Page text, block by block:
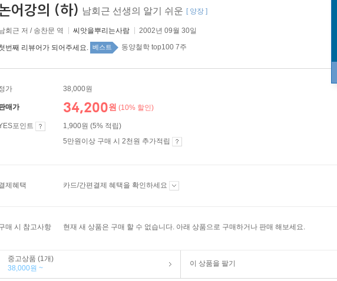
어강의 (하) 남회근 선생의 알기 쉬운 [ 양장 ]
회근 저 / 송찬문 역 씨앗을뿌리는사람 2002년 09월 30일
번째 리뷰어가 되어주세요. 베스트 동양철학 top100 7주
가 38,000원
매가 34,200원 (10% 할인)
포인트
1,900원 (5% 적립)
5만원이상 구매 시 2천원 추가적립
제혜택 카드/간편결제 혜택을 확인하세요
매 시 참고사항 현재 새 상품은 구매 할 수 없습니다. 아래 상품으로 구매하거나 판매 해보세요.
중고상품 (1개)
38,000원 ~
이 상품을 팔기